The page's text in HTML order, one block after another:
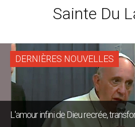
Sainte Du
DERNIÈRES NOUVELLES
L'amour infini de Dieu recrée,